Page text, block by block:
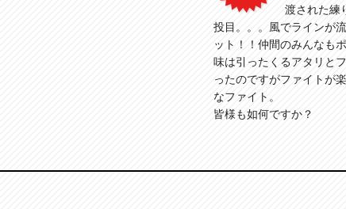
渡された練
投目。。。風でラインが
ット！！仲間のみんなも
味は引ったくるアタリと
ったのですがファイトが
なファイト。
皆様も如何ですか？